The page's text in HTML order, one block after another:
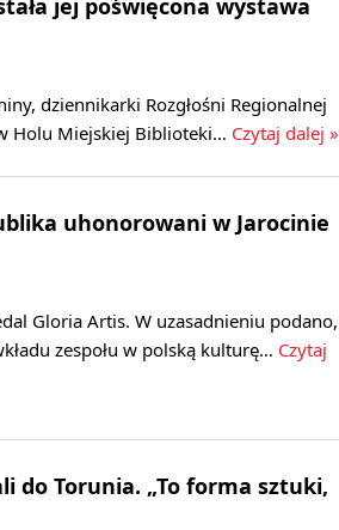
dziennikarki Rozgłośni Regionalnej
Holu Miejskiej Biblioteki… Czytaj dalej »
uhonorowani w Jarocinie
Gloria Artis. W uzasadnieniu podano,
zespołu w polską kulturę… Czytaj
do Torunia. „To forma sztuki,